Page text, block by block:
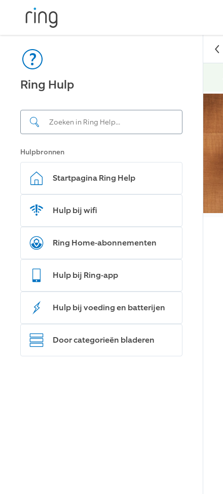
Ring Hulp
Hulpbronnen
Startpagina Ring Help
Hulp bij wifi
Ring Home-abonnementen
Hulp bij Ring-app
Hulp bij voeding en batterijen
Door categorieën bladeren